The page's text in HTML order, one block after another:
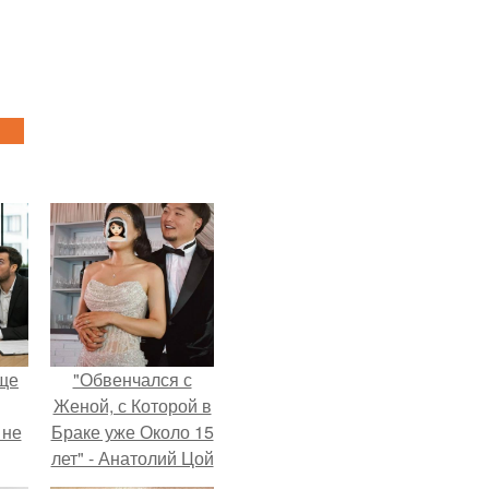
"Обвенчался с
Женой, с Которой в
Браке уже Около 15
лет" - Анатолий Цой